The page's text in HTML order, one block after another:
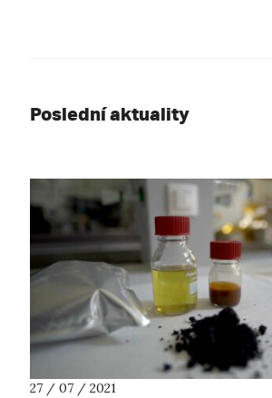
Poslední aktuality
27 / 07 / 2021